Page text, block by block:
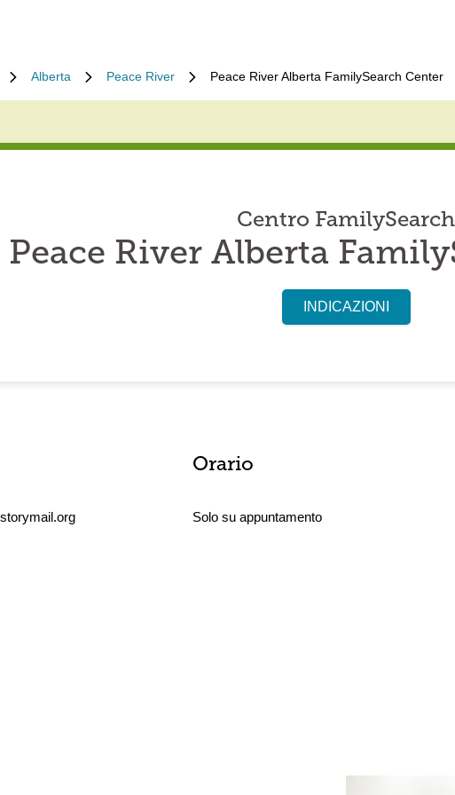
Alberta Peace River Peace River Alberta FamilySearch Center
Centro FamilySearch
Peace River Alberta
INDICAZIONI
Orario
Solo su appuntamento